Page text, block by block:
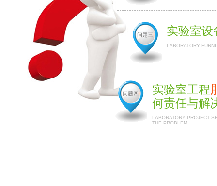
问题三 实验室设
LABORATORY
问题四 实验室工程
何责任与解
LABORATORY PROJECT
THE PROBLEM